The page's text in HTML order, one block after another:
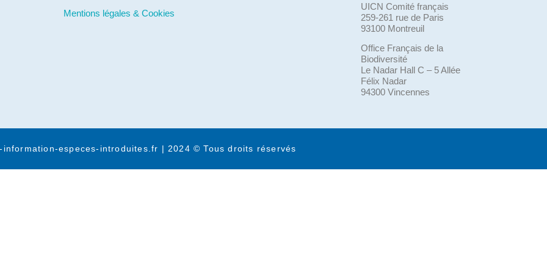
Mentions légales & Cookies
UICN Comité français
259-261 rue de Paris
93100 Montreuil
Office Français de la
Biodiversité
Le Nadar Hall C – 5 Allée
Félix Nadar
94300 Vincennes
information-especes-introduites.fr | 2024 © Tous droits réservés